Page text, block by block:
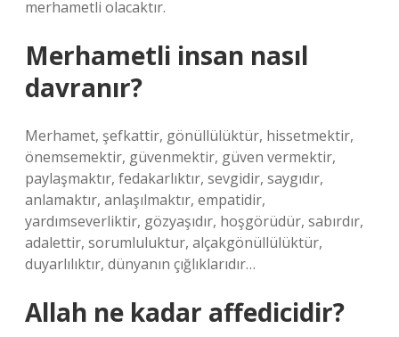
merhametli olacaktır.
Merhametli insan nasıl
davranır?
Merhamet, şefkattir, gönüllülüktür, hissetmektir,
önemsemektir, güvenmektir, güven vermektir,
paylaşmaktır, fedakarlıktır, sevgidir, saygıdır,
anlamaktır, anlaşılmaktır, empatidir,
yardımseverliktir, gözyaşıdır, hoşgörüdür, sabırdır,
adalettir, sorumluluktur, alçakgönüllülüktür,
duyarlılıktır, dünyanın çığlıklarıdır…
Allah ne kadar affedicidir?